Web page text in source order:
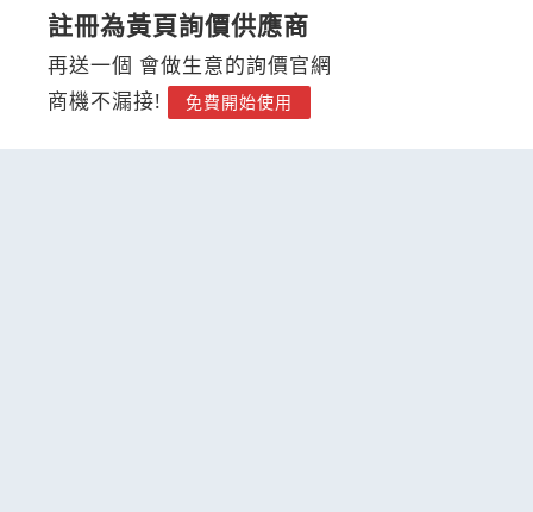
註冊為黃頁詢價供應商
再送一個 會做生意的詢價官網
商機不漏接!
免費開始使用